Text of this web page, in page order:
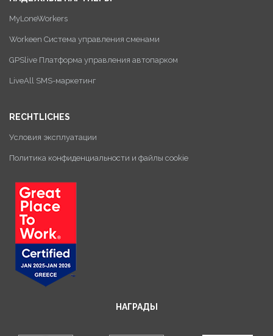
MyLoneWorkers
Workeen Система управления сменами
GPSlive Платформа управления автопарком
LiveAll SMS-маркетинг
RECHTLICHES
Условия эксплуатации
Политика конфиденциальности и файлы cookie
НАГРАДЫ